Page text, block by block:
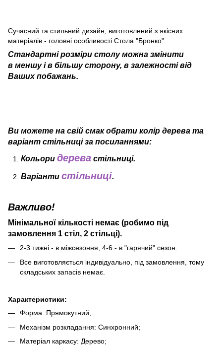
Сучасний та стильний дизайн, виготовлений з якісних
матеріалів - головні особливості Стола "Бронко".
Стандартні розміри столу можна змінити
в меншу і в більшу сторону, в залежності від
Ваших побажань.
Ви можете на свій смак обрати колір дерева та
варіант стільниці за посиланнями:
Кольори дерева стільниці.
Варіанти стільниці.
Важливо!
Мінімальної кількості немає (робимо під
замовлення 1 стіл, 2 стільці).
2-3 тижні - в міжсезоння, 4-6 - в "гарячий" сезон.
Все виготовляється індивідуально, під замовлення, тому
складських запасів немає.
Характеристики:
Форма: Прямокутний;
Механізм розкладання: Синхронний;
Матеріал каркасу: Дерево;